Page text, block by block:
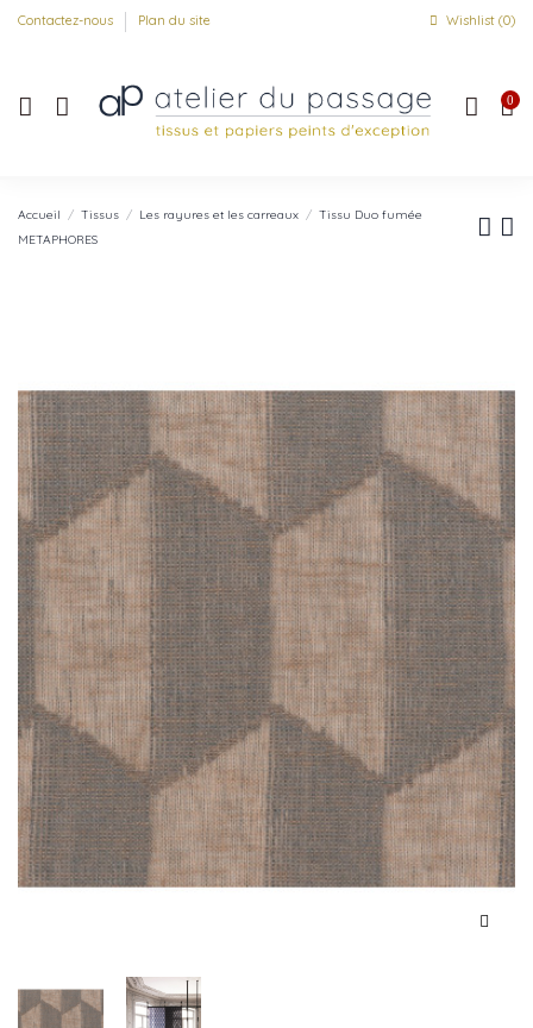
Contactez-nous Plan du site Wishlist (0)
0
Accueil Tissus Les rayures et les carreaux
Tissu Duo fumée
METAPHORES